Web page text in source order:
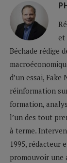
et
Béchade rédige
d’un essai,
réinformation
formation,
l’un des tout
à terme.
1995, rédacteur
promouvoir une